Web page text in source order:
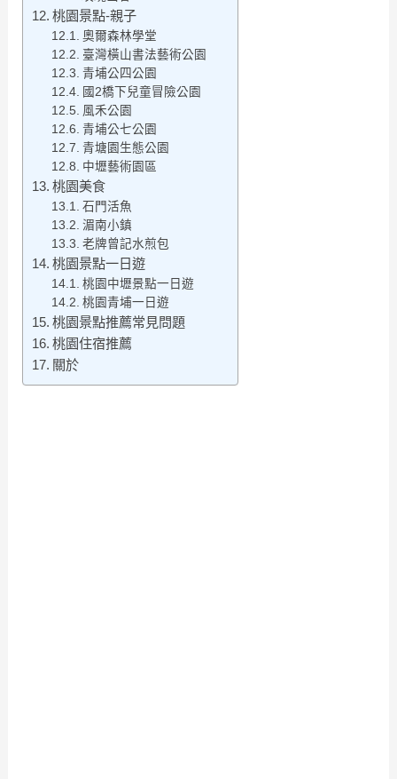
桃園景點-親子
奧爾森林學堂
臺灣橫山書法藝術公園
青埔公四公園
國2橋下兒童冒險公園
風禾公園
青埔公七公園
青塘園生態公園
中壢藝術園區
桃園美食
石門活魚
湄南小鎮
老牌曾記水煎包
桃園景點一日遊
桃園中壢景點一日遊
桃園青埔一日遊
桃園景點推薦常見問題
桃園住宿推薦
關於